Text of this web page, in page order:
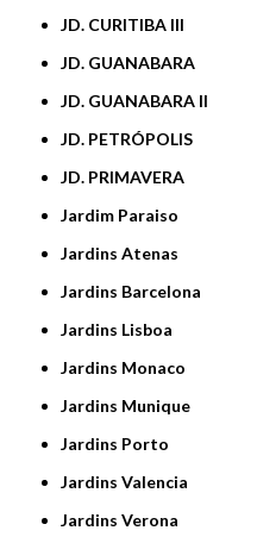
JD. CURITIBA III
JD. GUANABARA
JD. GUANABARA II
JD. PETRÓPOLIS
JD. PRIMAVERA
Jardim Paraiso
Jardins Atenas
Jardins Barcelona
Jardins Lisboa
Jardins Monaco
Jardins Munique
Jardins Porto
Jardins Valencia
Jardins Verona